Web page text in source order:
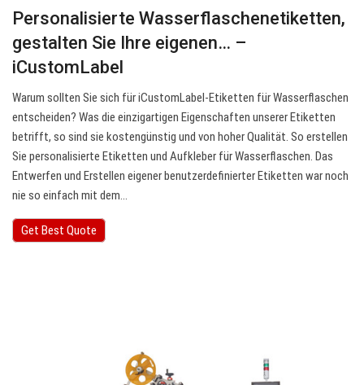
Personalisierte Wasserflaschenetiketten,
gestalten Sie Ihre eigenen… –
iCustomLabel
Warum sollten Sie sich für iCustomLabel-Etiketten für Wasserflaschen
entscheiden? Was die einzigartigen Eigenschaften unserer Etiketten
betrifft, so sind sie kostengünstig und von hoher Qualität. So erstellen
Sie personalisierte Etiketten und Aufkleber für Wasserflaschen. Das
Entwerfen und Erstellen eigener benutzerdefinierter Etiketten war noch
nie so einfach mit dem…
Get Best Quote